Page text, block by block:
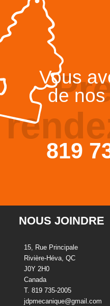
Vous
de
819
NOUS JOINDRE
15, Rue Principale
Rivière-Héva, QC
J0Y 2H0
Canada
T. 819 735-2005
jdpmecanique@gmail.com